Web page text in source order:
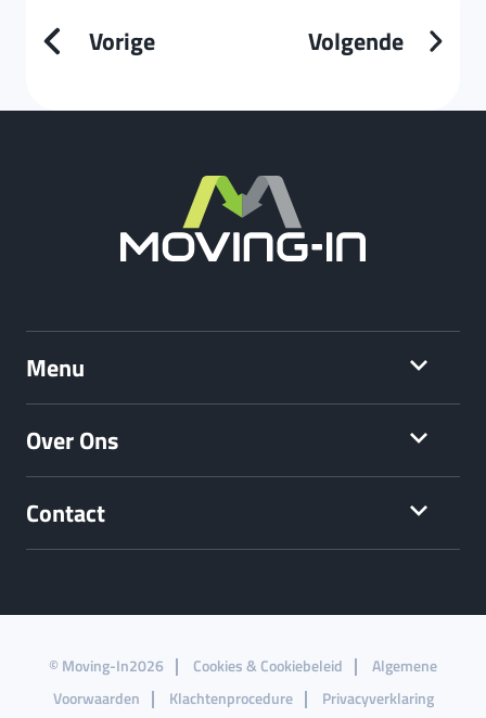
Vorige Volgende
Menu
Over Ons
Contact
© Moving-In2026 Cookies & Cookiebeleid
Algemene
Voorwaarden
Klachtenprocedure Privacyverklaring